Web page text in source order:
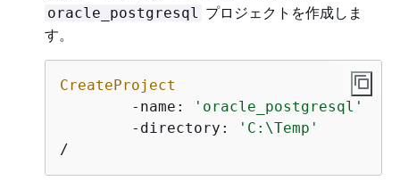
oracle_postgresql プロジェクトを作成しま
す。
CreateProject
	-name:
'oracle_postgresql'
	-directory:
'C:\Temp'
/